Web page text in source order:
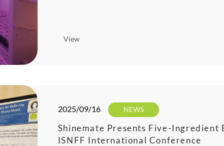
View
2025/09/16 NEWS
Shinemate Presents Five-Ingredient
ISNFF International Conference